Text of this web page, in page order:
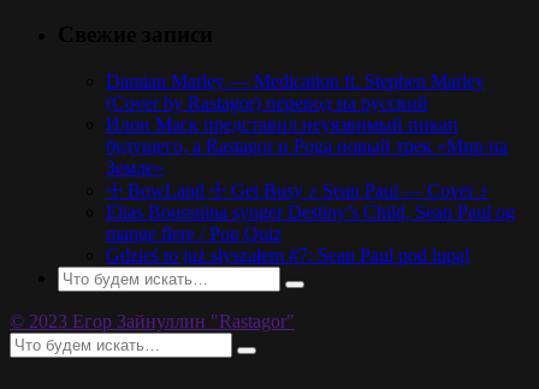
Damian Marley — Medication ft. Stephen Marley
(Cover by Rastagor) перевод на русский
Илон Маск представил неуязвимый пикап
будущего, а Rastagor и Poga новый трек «Мир на
Земле»
☩ BowLand ☩ Get Busy ♪ Sean Paul — Cover ♪
Elias Boussnina synger Destiny’s Child, Sean Paul og
mange flere / Pop Quiz
Gdzieś to już słyszałem #7: Sean Paul pod lupą!
© 2023 Егор Зайнуллин "Rastagor"